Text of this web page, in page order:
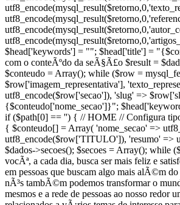
$head['keywords'] = ""; $head['title'] =
com o conteÃºdo da seÃ§Ã£o $result =
$conteudo = Array(); while ($row =
$row['imagem_representativa'],
utf8_encode($row['secao']), 'slug' =>
{$conteudo['nome_secao']}";
if ($path[0] == '') { // HOME // Configura tipo
{ $conteudo[] = Array( 'nome_secao' =>
utf8_encode($row['TITULO']), 'resumo' =>
$dados->secoes(); $secoes = Array();
vocÃª, a cada dia, busca ser mais feliz e
em pessoas que buscam algo mais alÃ©m
nÃ³s tambÃ©m podemos transformar o
mesmos e a rede de pessoas ao nosso